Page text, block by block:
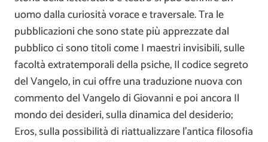
uomo dalla curiosità vorace e traversale. Tra le
pubblicazioni che sono state più apprezzate dal
pubblico ci sono titoli come I maestri invisibili, sulle
facoltà extratemporali della psiche, Il codice segreto
del Vangelo, in cui offre una traduzione nuova con
commento del Vangelo di Giovanni e poi ancora Il
mondo dei desideri, sulla dinamica del desiderio;
Eros, sulla possibilità di riattualizzare l’antica filosofia